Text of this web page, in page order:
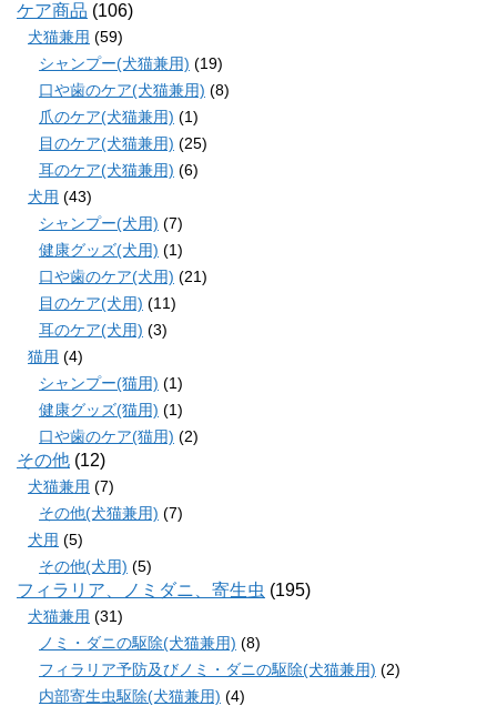
ケア商品 (106)
犬猫兼用 (59)
シャンプー(犬猫兼用) (19)
口や歯のケア(犬猫兼用) (8)
爪のケア(犬猫兼用) (1)
目のケア(犬猫兼用) (25)
耳のケア(犬猫兼用) (6)
犬用 (43)
シャンプー(犬用) (7)
健康グッズ(犬用) (1)
口や歯のケア(犬用) (21)
目のケア(犬用) (11)
耳のケア(犬用) (3)
猫用 (4)
シャンプー(猫用) (1)
健康グッズ(猫用) (1)
口や歯のケア(猫用) (2)
その他 (12)
犬猫兼用 (7)
その他(犬猫兼用) (7)
犬用 (5)
その他(犬用) (5)
フィラリア、ノミダニ、寄生虫 (195)
犬猫兼用 (31)
ノミ・ダニの駆除(犬猫兼用) (8)
フィラリア予防及びノミ・ダニの駆除(犬猫兼用) (2)
内部寄生虫駆除(犬猫兼用) (4)